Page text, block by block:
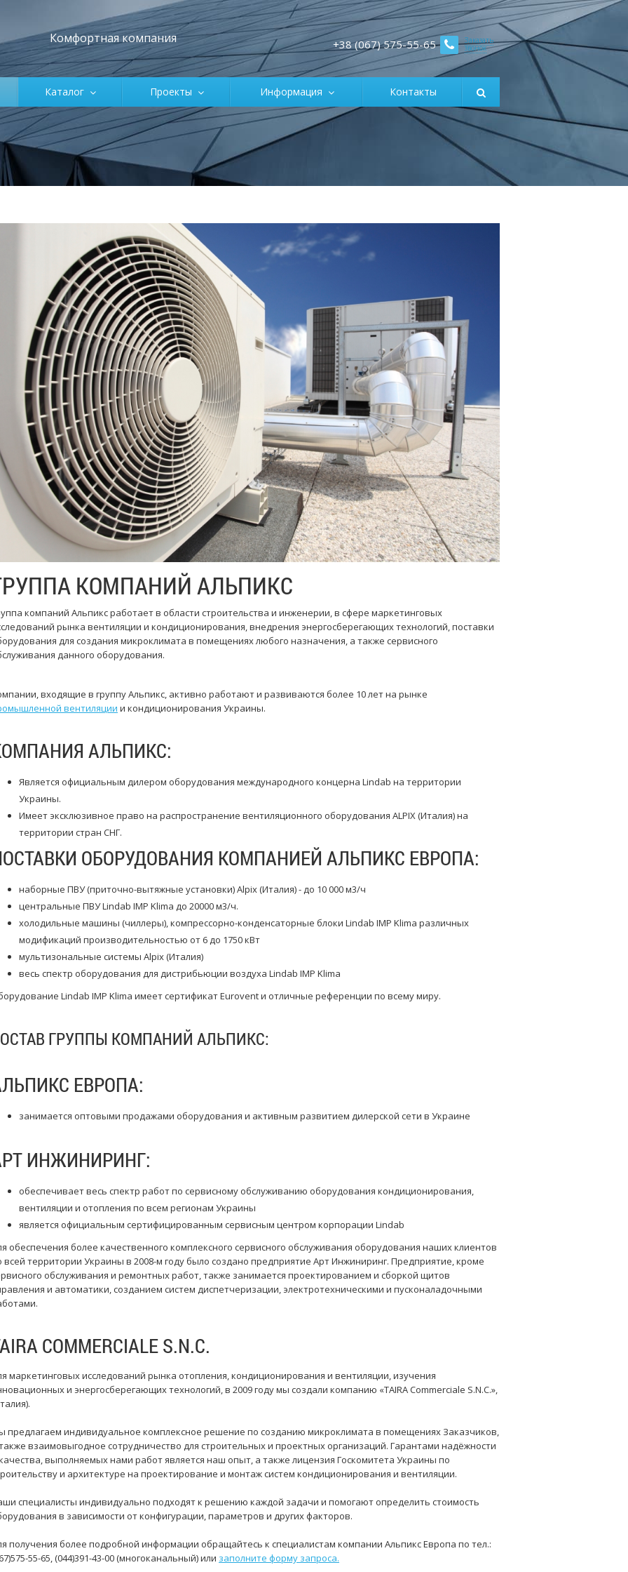
Комфортная компания Заказать
звонок
+38 (067) 575-55-65
Каталог Проекты Информация Контакты
КОМПАНИЙ АЛЬПИКС
компаний Альпикс работает в области строительства и инженерии, в сфере маркетинговых
рынка вентиляции и кондиционирования, внедрения энергосберегающих технологий, поставки
для создания микроклимата в помещениях любого назначения, а также сервисного
данного оборудования.
входящие в группу Альпикс, активно работают и развиваются более 10 лет на рынке
вентиляции и кондиционирования Украины.
АЛЬПИКС:
Является официальным дилером оборудования международного концерна Lindab на территории
Украины.
Имеет эксклюзивное право на распространение вентиляционного оборудования ALPIX (Италия) на
территории стран СНГ.
ОБОРУДОВАНИЯ КОМПАНИЕЙ АЛЬПИКС ЕВРОПА:
наборные ПВУ (приточно-вытяжные установки) Alpix (Италия) - до 10 000 м3/ч
центральные ПВУ Lindab IMP Klima до 20000 м3/ч.
холодильные машины (чиллеры), компрессорно-конденсаторные блоки Lindab IMP Klima различных
модификаций производительностью от 6 до 1750 кВт
мультизональные системы Alpix (Италия)
весь спектр оборудования для дистрибьюции воздуха Lindab IMP Klima
Lindab IMP Klima имеет сертификат Eurovent и отличные референции по всему миру.
ГРУППЫ КОМПАНИЙ АЛЬПИКС:
ЕВРОПА:
занимается оптовыми продажами оборудования и активным развитием дилерской сети в Украине
ИНЖИНИРИНГ:
обеспечивает весь спектр работ по сервисному обслуживанию оборудования кондиционирования,
вентиляции и отопления по всем регионам Украины
является официальным сертифицированным сервисным центром корпорации Lindab
обеспечения более качественного комплексного сервисного обслуживания оборудования наших клиентов
всей территории Украины в 2008-м году было создано предприятие Арт Инжиниринг. Предприятие, кроме
обслуживания и ремонтных работ, также занимается проектированием и сборкой щитов
и автоматики, созданием систем диспетчеризации, электротехническими и пусконаладочными
COMMERCIALE S.N.C.
маркетинговых исследований рынка отопления, кондиционирования и вентиляции, изучения
и энергосберегающих технологий, в 2009 году мы создали компанию «TAIRA Commerciale S.N.C.»,
предлагаем индивидуальное комплексное решение по созданию микроклимата в помещениях Заказчиков,
взаимовыгодное сотрудничество для строительных и проектных организаций. Гарантами надёжности
выполняемых нами работ является наш опыт, а также лицензия Госкомитета Украины по
и архитектуре на проектирование и монтаж систем кондиционирования и вентиляции.
специалисты индивидуально подходят к решению каждой задачи и помогают определить стоимость
в зависимости от конфигурации, параметров и других факторов.
получения более подробной информации обращайтесь к специалистам компании Альпикс Европа по тел.:
55-65, (044)391-43-00 (многоканальный) или заполните форму запроса.